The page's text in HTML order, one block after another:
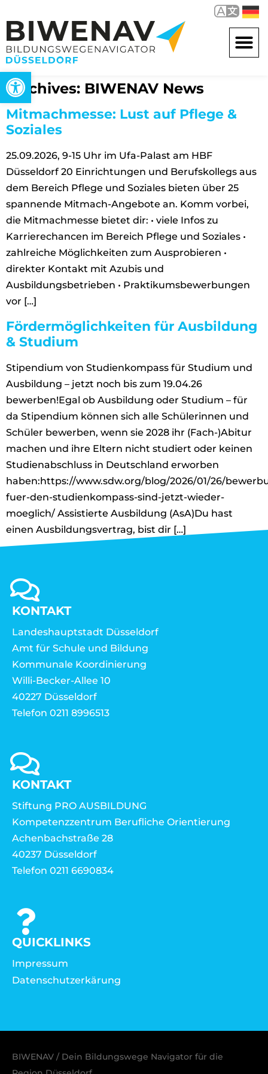
Open toolbar
Archives: BIWENAV News
Mitmachmesse: Lust auf Pflege &
Soziales
25.09.2026, 9-15 Uhr im Ufa-Palast am HBF
Düsseldorf 20 Einrichtungen und Berufskollegs aus
dem Bereich Pflege und Soziales bieten über 25
spannende Mitmach-Angebote an. Komm vorbei,
die Mitmachmesse bietet dir: • viele Infos zu
Karrierechancen im Bereich Pflege und Soziales •
zahlreiche Möglichkeiten zum Ausprobieren •
direkter Kontakt mit Azubis und
Ausbildungsbetrieben • Praktikumsbewerbungen
vor […]
Fördermöglichkeiten für Ausbildung
& Studium
Stipendium von Studienkompass für Studium und
Ausbildung – jetzt noch bis zum 19.04.26
bewerben!Egal ob Ausbildung oder Studium – für
da Stipendium können sich alle Schülerinnen und
Schüler bewerben, wenn sie 2028 ihr (Fach-)Abitur
machen und ihre Eltern nicht studiert oder keinen
Studienabschluss in Deutschland erworben
haben:https://www.sdw.org/blog/2026/01/26/
fuer-den-studienkompass-sind-jetzt-wieder-
moeglich/ Assistierte Ausbildung (AsA)Du hast
einen Ausbildungsvertrag, bist dir […]
KONTAKT
Landeshauptstadt Düsseldorf
Amt für Schule und Bildung
Kommunale Koordinierung
Willi-Becker-Allee 10
40227 Düsseldorf
Telefon 0211 8996513
KONTAKT
Stiftung PRO AUSBILDUNG
Kompetenzzentrum Berufliche Orientierung
Achenbachstraße 28
40237 Düsseldorf
Telefon 0211 6690834
QUICKLINKS
Impressum
Datenschutzerkärung
BIWENAV / Dein Bildungswege Navigator für die